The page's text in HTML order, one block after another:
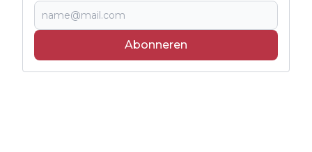
Abonneren